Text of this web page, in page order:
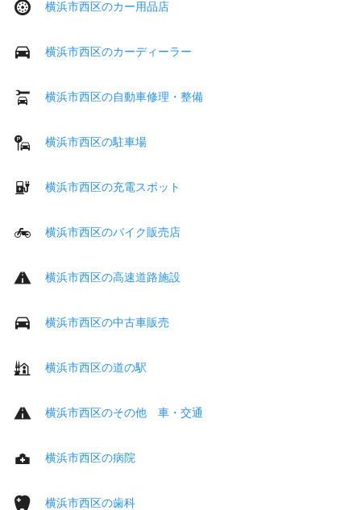
横浜市西区のカー用品店
横浜市西区のカーディーラー
横浜市西区の自動車修理・整備
横浜市西区の駐車場
横浜市西区の充電スポット
横浜市西区のバイク販売店
横浜市西区の高速道路施設
横浜市西区の中古車販売
横浜市西区の道の駅
横浜市西区のその他 車・交通
横浜市西区の病院
横浜市西区の歯科